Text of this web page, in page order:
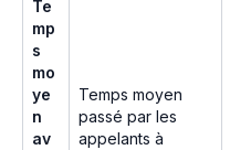
Te
mp
s
mo
ye
n
av
Temps moyen
passé par les
appelants à